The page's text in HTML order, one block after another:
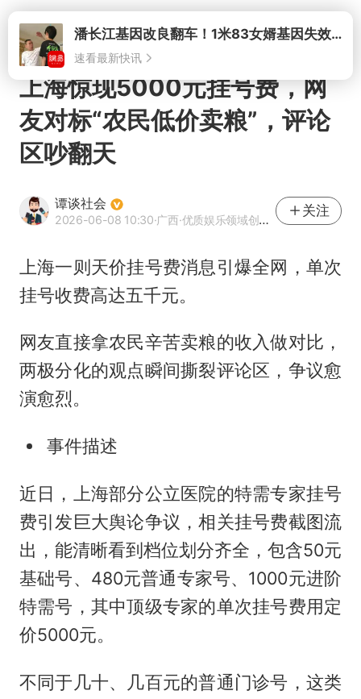
打开 潘长江基因改良翻车！1米83女婿基因失效，12岁外孙身高只到姥爷下巴
速看最新快讯
上海惊现5000元挂号费，网
友对标“农民低价卖粮”，评论
区吵翻天
谭谈社会
2026-06-08 10:30·广西·优质娱乐领域创作者
关注
上海一则天价挂号费消息引爆全网，单次
挂号收费高达五千元。
网友直接拿农民辛苦卖粮的收入做对比，
两极分化的观点瞬间撕裂评论区，争议愈
演愈烈。
事件描述
近日，上海部分公立医院的特需专家挂号
费引发巨大舆论争议，相关挂号费截图流
出，能清晰看到档位划分齐全，包含50元
基础号、480元普通专家号、1000元进阶
特需号，其中顶级专家的单次挂号费用定
价5000元。
不同于几十、几百元的普通门诊号，这类